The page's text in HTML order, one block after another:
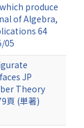
produce
of Algebra,
64
05
JP
Theory
頁 (単著)